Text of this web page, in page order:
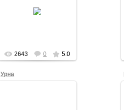
активности
2643 0 5.0
Урна